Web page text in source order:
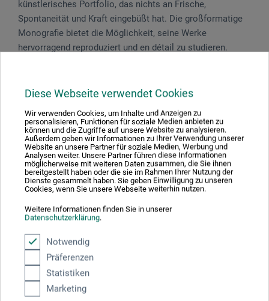
Diese Webseite verwendet Cookies
Wir verwenden Cookies, um Inhalte und Anzeigen zu
personalisieren, Funktionen für soziale Medien anbieten zu
können und die Zugriffe auf unsere Website zu analysieren.
Außerdem geben wir Informationen zu Ihrer Verwendung unserer
Website an unsere Partner für soziale Medien, Werbung und
Analysen weiter. Unsere Partner führen diese Informationen
möglicherweise mit weiteren Daten zusammen, die Sie ihnen
bereitgestellt haben oder die sie im Rahmen Ihrer Nutzung der
Dienste gesammelt haben. Sie geben Einwilligung zu unseren
Cookies, wenn Sie unsere Webseite weiterhin nutzen.
Weitere Informationen finden Sie in unserer
Datenschutzerklärung.
Notwendig
Präferenzen
Statistiken
Marketing
künstlerisches Portfolio, das nichts an Frische,
Spontaneität und Kraft eingebüßt hat. Die großformatige
Monografie bietet die Möglichkeit, seine Werke
hervorragend reproduziert und en détail zu studieren.
Verlag 2020
Produktbewertungen (0)
Schreiben Sie die erste Bewertung zu diesem Produkt
JETZT PRODUKT BEWERTEN